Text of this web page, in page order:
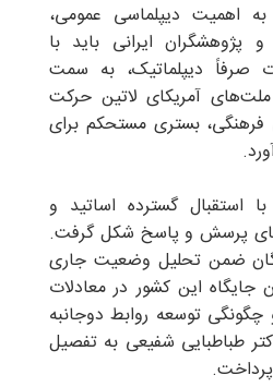
به اهمیت دیپلماسی عمومی،
پژوهشگران ایرانی باید با
صرفاً دیپلماتیک، به سمت
آمریکای لاتین حرکت
فرهنگی، بستری مستحکم برای
استقبال گسترده اساتید و
پرسش و پاسخ شکل گرفت.
ضمن تحلیل وضعیت جاری
جایگاه این کشور در معادلات
توسعه روابط دوجانبه
طباطبایی شفیعی به تفصیل